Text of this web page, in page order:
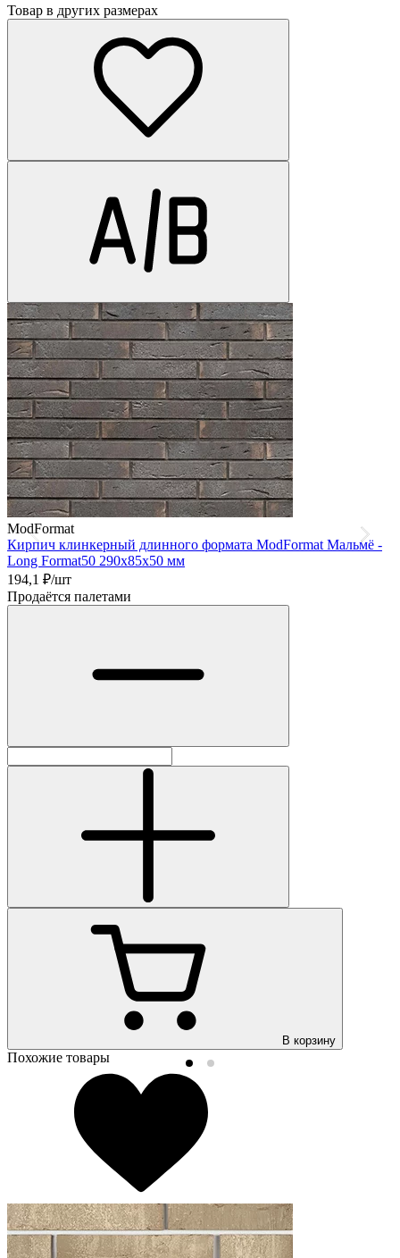
Товар в других размерах
ModFormat
Кирпич клинкерный длинного формата ModFormat Мальмё -
Long Format50 290x85х50 мм
194,1 ₽/шт
Продаётся палетами
В корзину
Похожие товары